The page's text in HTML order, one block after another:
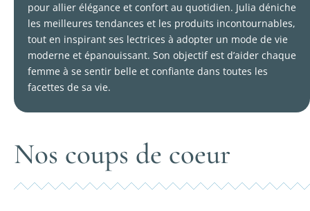
pour allier élégance et confort au quotidien. Julia déniche
les meilleures tendances et les produits incontournables,
tout en inspirant ses lectrices à adopter un mode de vie
moderne et épanouissant. Son objectif est d’aider chaque
femme à se sentir belle et confiante dans toutes les
facettes de sa vie.
Nos coups de coeur